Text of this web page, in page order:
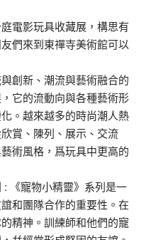
電影玩具收藏展，構思有
們來到東禪寺美術館可以
創新、潮流與藝術融合的
它的流動向與各種藝術形
。越來越多的時尚潮人熱
賞、陳列、展示、交流
術風格，爲玩具中更高的
《寵物小精靈》系列是一
和團隊合作的重要性。在
精神。訓練師和他們的寵